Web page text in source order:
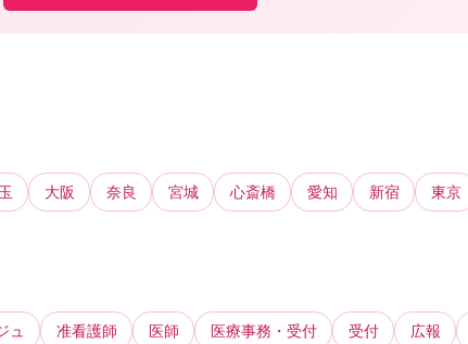
大阪 奈良 宮城 心斎橋 愛知 新宿 東京
ュ 准看護師 医師 医療事務・受付 受付 広報